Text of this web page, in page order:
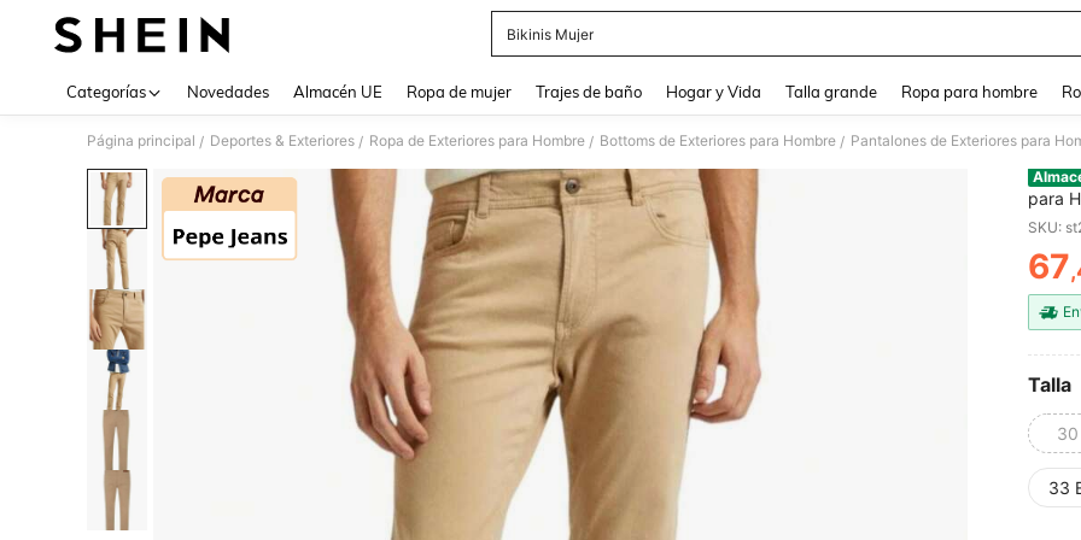
Bikinis Mujer
Categorías Novedades Almacén UE Ropa de mujer Trajes de baño Hogar y Vida Talla grande Ropa para hombre
Página principal / Deportes & Exteriores / Ropa de Exteriores para Hombre / Bottoms de Exteriores para Hombre / Pantalones de Exteriores para
para
cinco
SKU:
67
Talla
30
33